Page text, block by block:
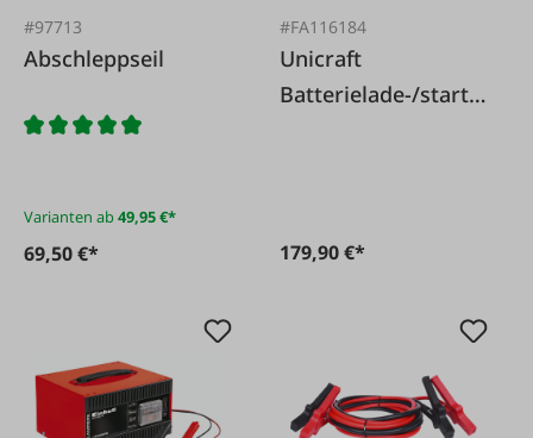
#97713
Abschleppseil
Varianten ab49,95 €*
69,50 €*
#FA116184
Unicraft
Batterielade-/startg
179,90 €*